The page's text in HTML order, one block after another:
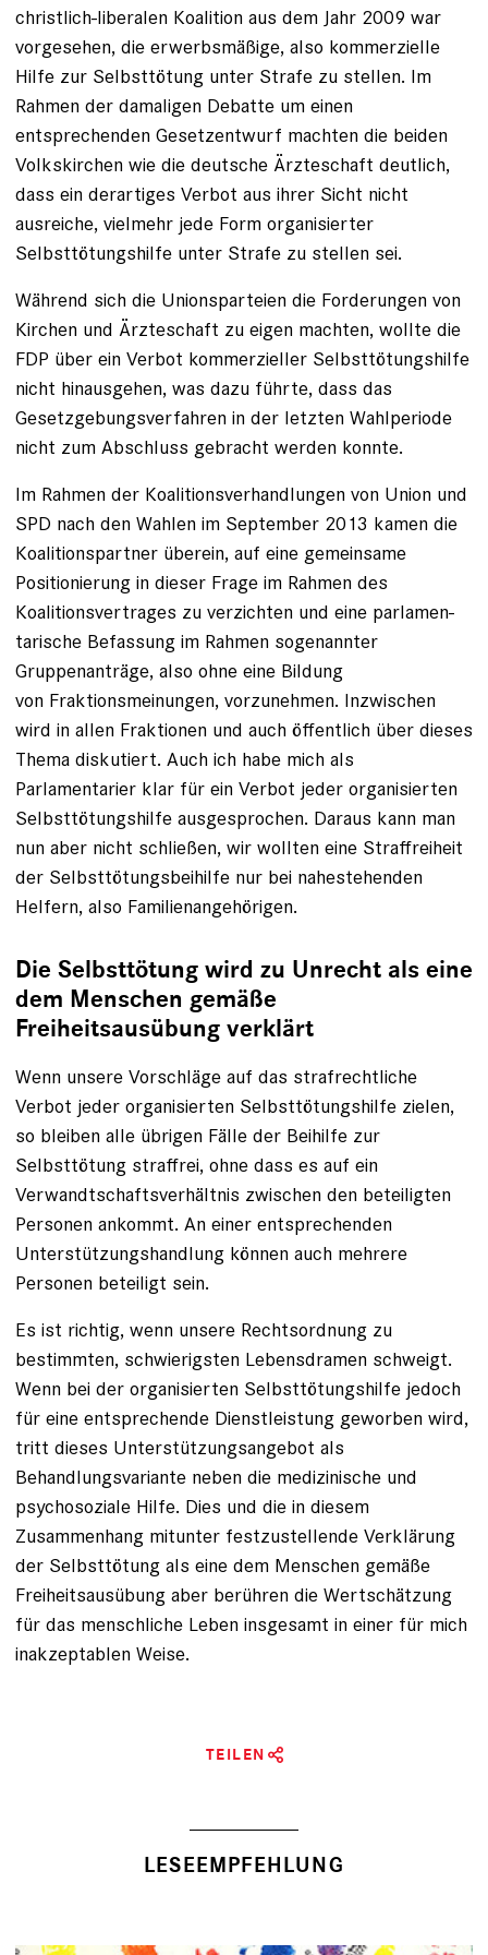
christlich-liberalen Koalition aus dem Jahr 2009 war
vorgesehen, die erwerbsmäßige, also kommerzielle
Hilfe zur Selbsttötung unter Strafe zu stellen. Im
Rahmen der damaligen Debatte um einen
entsprechenden Gesetzentwurf machten die beiden
Volkskirchen wie die deutsche Ärzteschaft deutlich,
dass ein derartiges Verbot aus ihrer Sicht nicht
ausreiche, vielmehr jede Form organisierter
Selbsttötungshilfe unter Strafe zu stellen sei.
Während sich die Unionsparteien die Forderungen von
Kirchen und Ärzteschaft zu ­eigen machten, wollte die
FDP über ein Ver­bot kommerzieller Selbsttötungshilfe
nicht hinausgehen, was dazu führte, dass das
Gesetzgebungsverfahren in der letzten Wahlperiode
nicht zum Abschluss gebracht werden konnte.
Im Rahmen der Koalitionsverhandlungen von Union und
SPD nach den Wahlen im September 2013 kamen die
Koalitionspartner überein, auf eine gemeinsame
Positionierung in dieser Frage im Rahmen des
Koalitions­vertrages zu verzichten und eine parlamen­
tarische Befassung im Rahmen sogenannter
Gruppenanträge, also ohne eine Bildung ­
von Fraktionsmeinungen, vorzunehmen. Inzwischen
wird in allen Fraktionen und auch öffentlich über dieses
Thema diskutiert. Auch ich habe mich als
Parlamentarier klar für ein Verbot jeder organisierten
Selbsttötungshilfe ausgesprochen. Daraus kann man
nun aber nicht schließen, wir wollten eine Straffreiheit
der Selbsttötungsbeihilfe nur bei nahestehenden
Helfern, also Familienangehörigen.
Die Selbsttötung wird zu Unrecht als eine
dem Menschen gemäße
Freiheitsausübung verklärt
Wenn unsere Vorschläge auf das strafrechtliche
Verbot jeder organisierten Selbsttötungshilfe zielen,
so bleiben alle übrigen Fälle der Beihilfe zur
Selbsttötung straffrei, ohne dass es auf ein
Verwandtschaftsverhältnis zwischen den beteiligten
Personen ankommt. An einer entsprechenden
Unterstützungshandlung können auch mehrere
Personen beteiligt sein.
Es ist richtig, wenn unsere Rechtsordnung zu
bestimmten, schwierigsten Lebensdramen schweigt.
Wenn bei der organisierten Selbsttötungshilfe jedoch
für eine entsprechende Dienstleistung geworben wird,
tritt dieses Unterstützungsangebot als
Behandlungsvariante neben die medizinische und
psychosoziale Hilfe. Dies und die in diesem
Zusammenhang mitunter festzustellende Verklärung
der Selbsttötung als eine dem Menschen gemäße
Freiheitsausübung aber berühren die Wertschätzung
für das menschliche Leben insgesamt in einer für mich
in­akzeptablen Weise.
TEILEN
LESEEMPFEHLUNG